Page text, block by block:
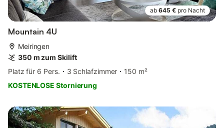
ab 645 € pro Nacht
Mountain 4U
Meiringen
350 m zum Skilift
Platz für 6 Pers.
3 Schlafzimmer
150 m²
KOSTENLOSE Stornierung